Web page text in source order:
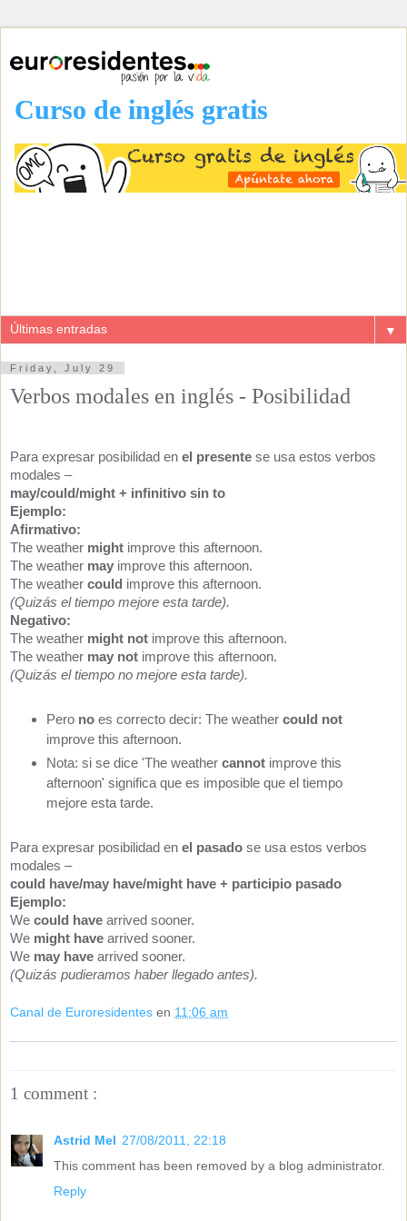
Curso de inglés gratis
▼
Friday, July 29
Verbos modales en inglés - Posibilidad
Para expresar posibilidad en el presente se usa estos verbos
modales –
may/could/might + infinitivo sin to
Ejemplo:
Afirmativo:
The weather might improve this afternoon.
The weather may improve this afternoon.
The weathercould improve this afternoon.
(Quizás el tiempo mejore esta tarde).
Negativo:
The weather might not improve this afternoon.
The weather may not improve this afternoon.
(Quizás el tiempo no mejore esta tarde).
Pero no es correcto decir: The weathercould not
improve this afternoon.
Nota: si se dice 'The weathercannot improve this
afternoon' significa que es imposible que el tiempo
mejore esta tarde.
Para expresar posibilidad enel pasado se usa estos verbos
modales –
could have/may have/might have + participio pasado
Ejemplo:
Wecould have arrived sooner.
We might have arrived sooner.
We may have arrived sooner.
(Quizás pudieramos haber llegado antes).
Canal de Euroresidentesen 11:06 am
1 comment :
Astrid Mel 27/08/2011, 22:18
This comment has been removed by a blog administrator.
Reply